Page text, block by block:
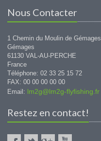
Nous Contacter
1 Chemin du Moulin de Gémages
Gémages
61130 VAL-AU-PERCHE
France
Téléphone: 02 33 25 15 72
FAX: 00 00 00 00 00
Email: lm2g@lm2g-flyfishing.fr
Restez en contact!